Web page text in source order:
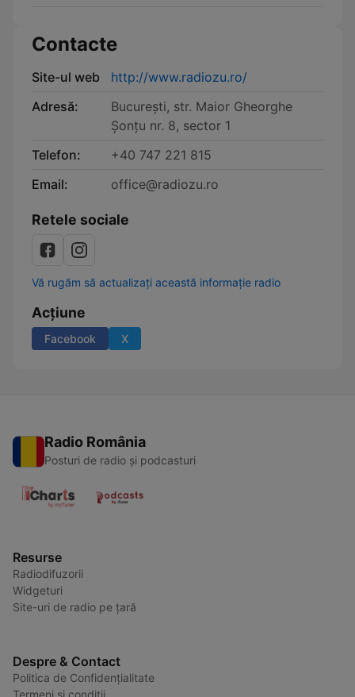
Contacte
Site-ul web
http://www.radiozu.ro/
Adresă:
Bucureşti, str. Maior Gheorghe
Şonţu nr. 8, sector 1
Telefon:
+40 747 221 815
Email:
office@radiozu.ro
Retele sociale
Vă rugăm să actualizați această informație radio
Acțiune
Facebook X
Radio România
Posturi de radio și podcasturi
Resurse
Radiodifuzorii
Widgeturi
Site-uri de radio pe țară
Despre & Contact
Politica de Confidențialitate
Termeni și condiții